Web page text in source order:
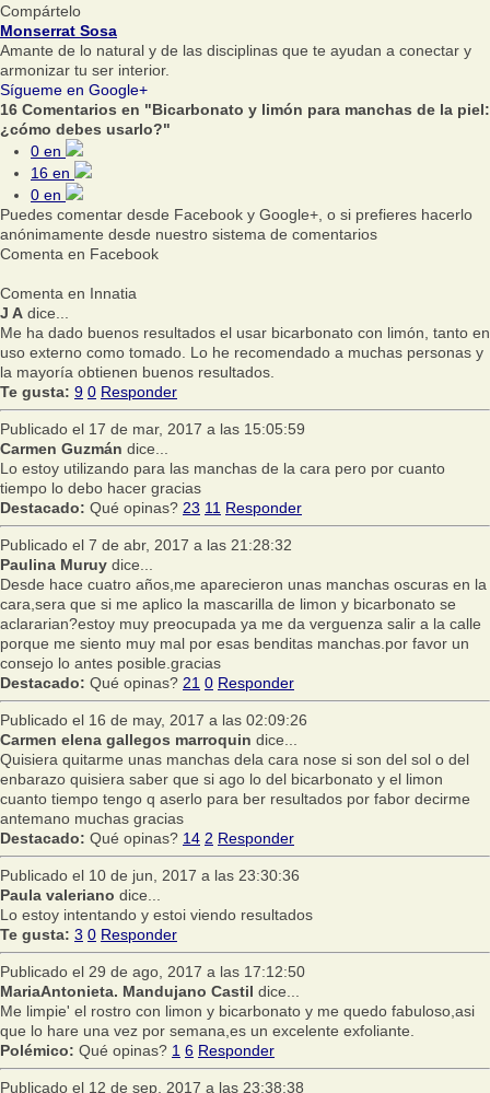
Compártelo
Monserrat Sosa
Amante de lo natural y de las disciplinas que te ayudan a conectar y
armonizar tu ser interior.
Sígueme en Google+
16 Comentarios en "Bicarbonato y limón para manchas de la piel:
¿cómo debes usarlo?"
0 en
16 en
0 en
Puedes comentar desde Facebook y Google+, o si prefieres hacerlo
anónimamente desde nuestro sistema de comentarios
Comenta en Facebook
Comenta en Innatia
J A dice...
Me ha dado buenos resultados el usar bicarbonato con limón, tanto en
uso externo como tomado. Lo he recomendado a muchas personas y
la mayoría obtienen buenos resultados.
Te gusta: 9 0 Responder
Publicado el 17 de mar, 2017 a las 15:05:59
Carmen Guzmán dice...
Lo estoy utilizando para las manchas de la cara pero por cuanto
tiempo lo debo hacer gracias
Destacado: Qué opinas? 23 11 Responder
Publicado el 7 de abr, 2017 a las 21:28:32
Paulina Muruy dice...
Desde hace cuatro años,me aparecieron unas manchas oscuras en la
cara,sera que si me aplico la mascarilla de limon y bicarbonato se
aclararian?estoy muy preocupada ya me da verguenza salir a la calle
porque me siento muy mal por esas benditas manchas.por favor un
consejo lo antes posible.gracias
Destacado: Qué opinas? 21 0 Responder
Publicado el 16 de may, 2017 a las 02:09:26
Carmen elena gallegos marroquin dice...
Quisiera quitarme unas manchas dela cara nose si son del sol o del
enbarazo quisiera saber que si ago lo del bicarbonato y el limon
cuanto tiempo tengo q aserlo para ber resultados por fabor decirme
antemano muchas gracias
Destacado: Qué opinas? 14 2 Responder
Publicado el 10 de jun, 2017 a las 23:30:36
Paula valeriano dice...
Lo estoy intentando y estoi viendo resultados
Te gusta: 3 0 Responder
Publicado el 29 de ago, 2017 a las 17:12:50
MariaAntonieta. Mandujano Castil dice...
Me limpie' el rostro con limon y bicarbonato y me quedo fabuloso,asi
que lo hare una vez por semana,es un excelente exfoliante.
Polémico: Qué opinas? 1 6 Responder
Publicado el 12 de sep, 2017 a las 23:38:38